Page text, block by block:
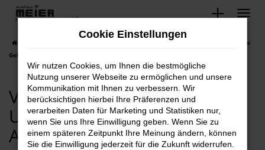
Zum
springen
VW Bad Oeynhausen, VW. Unsere
Gebrauchtwagen Angebote!
VW Bad Oeynhausen, VW.
Unsere Gebrauchtwagen
Angebote!
Cookie Einstellungen
Wir nutzen Cookies, um Ihnen die bestmögliche
Nutzung unserer Webseite zu ermöglichen und unsere
Kommunikation mit Ihnen zu verbessern. Wir
berücksichtigen hierbei Ihre Präferenzen und
verarbeiten Daten für Marketing und Statistiken nur,
wenn Sie uns Ihre Einwilligung geben. Wenn Sie zu
einem späteren Zeitpunkt Ihre Meinung ändern, können
Sie die Einwilligung jederzeit für die Zukunft widerrufen.